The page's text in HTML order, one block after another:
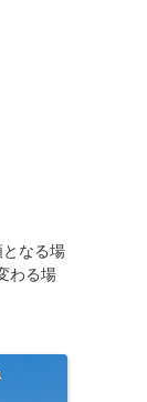
なる場
わる場